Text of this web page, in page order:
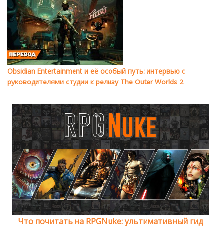
Obsidian Entertainment и её особый путь: интервью с
руководителями студии к релизу The Outer Worlds 2
Что почитать на RPGNuke: ультимативный гид